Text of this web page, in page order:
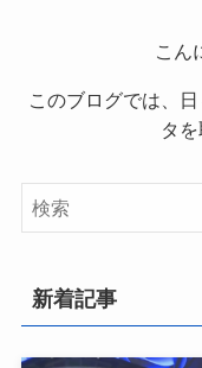
こん
このブログでは、
タ
新着記事